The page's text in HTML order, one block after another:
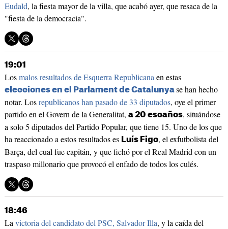
Eudald, la fiesta mayor de la villa, que acabó ayer, que resaca de la
"fiesta de la democracia".
19:01
Losmalos resultados de Esquerra Republicanaen estas
elecciones en el Parlament de Catalunyase han hecho
notar. Losrepublicanos han pasado de 33 diputados, oye el primer
partido en el Govern de la Generalitat, a 20 escaños, situándose
a solo 5 diputados del Partido Popular, que tiene 15. Uno de los que
ha reaccionado a estos resultados es Luís Figo, el exfutbolista del
Barça, del cual fue capitán, y que fichó por el Real Madrid con un
traspaso millonario que provocó el enfado de todos los culés.
18:46
Lavictoria del candidato del PSC, Salvador Illa, y la caída del